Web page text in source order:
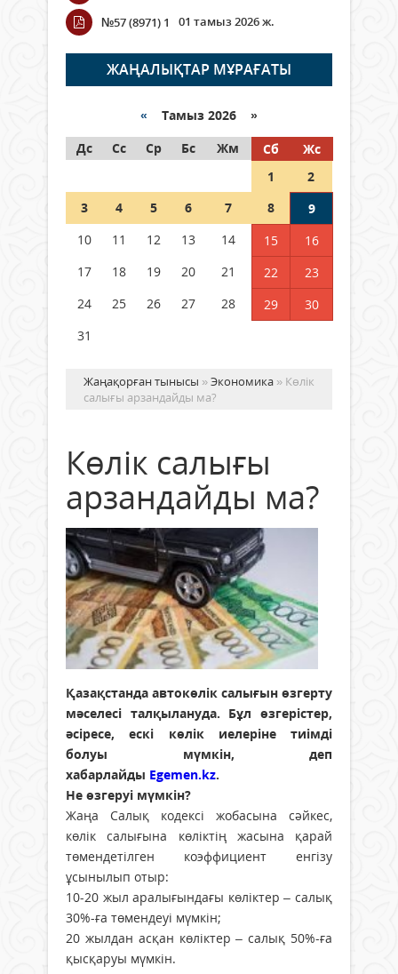
Wi-Fi ҚАБЫРҒА АРҚЫЛЫ ҚАЛАЙ
ӨТЕДІ?
06 тамыз 2026 ж. 279
граждане Казахстана,
05 тамыз 2026 ж. 161
Шетелде жүрген Қазақстан
азаматтары қалай дауыс бере
№57 (8971) 1
01 тамыз 2026 ж.
ЖАҢАЛЫҚТАР МҰРАҒАТЫ
« Тамыз 2026 »
Дс
Сс Ср Бс Жм Сб
Жс
1
2
3
4 5 6 7 8
9
10
11 12 13 14 15
16
17
18 19 20 21 22
23
24
25 26 27 28 29
30
31
Жаңақорған тынысы »Экономика » Көлік
салығы арзандайды ма?
Көлік салығы
арзандайды ма?
Қазақстанда автокөлік салығын өзгерту
мәселесі талқылануда. Бұл өзгерістер,
әсіресе, ескі көлік иелеріне тиімді
болуы мүмкін, деп
хабарлайды Egemen.kz.
Не өзгеруі мүмкін?
Жаңа Салық кодексі жобасына сәйкес,
көлік салығына көліктің жасына қарай
төмендетілген коэффициент енгізу
ұсынылып отыр:
10-20 жыл аралығындағы көліктер – салық
30%-ға төмендеуі мүмкін;
20 жылдан асқан көліктер – салық 50%-ға
қысқаруы мүмкін.